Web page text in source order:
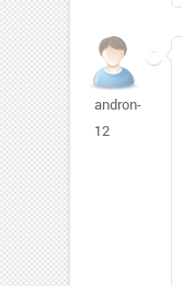
andron-
12